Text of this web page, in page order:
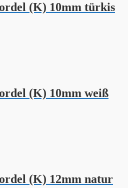
(K) 10mm türkis
(K) 10mm weiß
(K) 12mm natur